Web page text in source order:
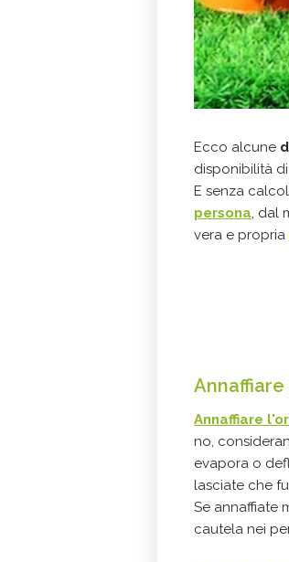
Ecco alcune
disponibilità
E senza
persona, dal
vera e propria
Annaffiare
no,
evapora o
lasciate che
Se annaffiate
cautela nei